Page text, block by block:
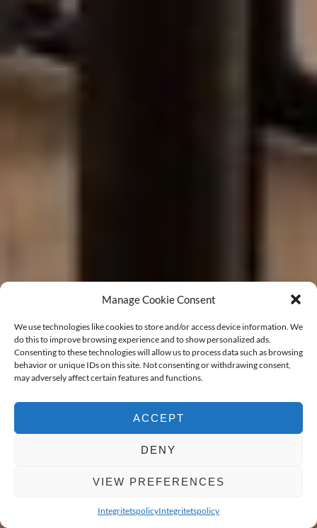
Manage Cookie Consent
We use technologies like cookies to store and/or access device information. We
do this to improve browsing experience and to show personalized ads.
Consenting to these technologies will allow us to process data such as browsing
behavior or unique IDs on this site. Not consenting or withdrawing consent,
may adversely affect certain features and functions.
ACCEPT
DENY
VIEW PREFERENCES
IntegritetspolicyIntegritetspolicyBOKA VÄRDERING